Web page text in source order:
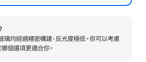
璃均經過精密構建，反光度極低。你可以考慮
個選項更適合你。